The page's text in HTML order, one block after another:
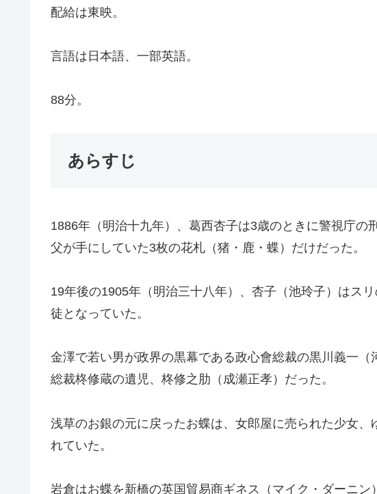
配給は東映。
言語は日本語、一部英語。
88分。
あらすじ
1886年（明治十九年）、葛西杏子は3歳のときに警視庁
父が手にしていた3枚の花札（猪・鹿・蝶）だけだった。
19年後の1905年（明治三十八年）、杏子（池玲子）はス
徒となっていた。
金澤で若い男が政界の黒幕である政心會総裁の黒川義一
総裁柊修蔵の遺児、柊修之肋（成瀬正孝）だった。
浅草のお銀の元に戻ったお蝶は、女郎屋に売られた少女
れていた。
岩倉はお蝶を新橋の英国貿易商ギネス（マイク・ダーニ